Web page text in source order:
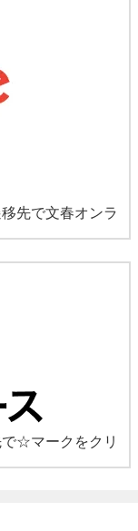
移先で文春オンラ
で☆マークをクリ